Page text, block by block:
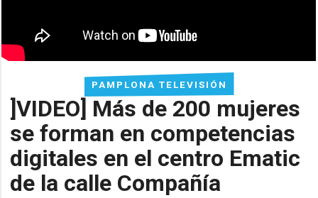
PAMPLONA TELEVISIÓN
]VIDEO] Más de 200 mujeres
se forman en competencias
digitales en el centro Ematic
de la calle Compañía